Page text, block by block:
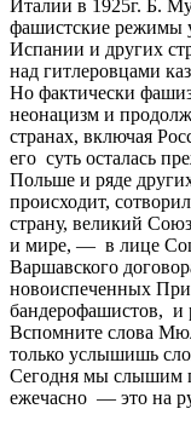
Италии в 1925г. Б.
фашистские режимы
Испании и других
над гитлеровцами
Но фактически
неонацизм и
странах, включая
его суть осталась
Польше и ряде
происходит,
страну, великий
и мире, — в лице
Варшавского
новоиспеченных
бандерофашистов,
Вспомните слова
только услышишь
Сегодня мы слышим
ежечасно — это на